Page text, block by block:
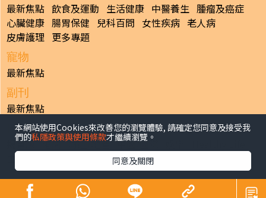
最新焦點 飲食及運動 生活健康 中醫養生 腫瘤及癌症
心臟健康 腸胃保健 兒科百問 女性疾病 老人病
皮膚護理 更多專題
寵物
最新焦點
副刊
最新焦點
日報
揭頁版 港聞 財經/地產 中國/國際
生活副刊
體育 專題/人物
香港經濟日報版權所有©2026
本網站使用Cookies來改善您的瀏覽體驗, 請確定您同意及接受我
們的私隱政策與使用條款才繼續瀏覽。
同意及關閉